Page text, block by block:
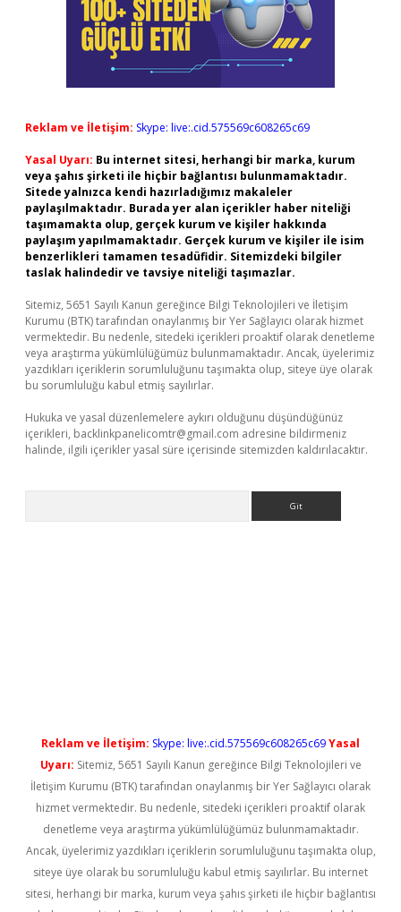
Reklam ve İletişim: Skype: live:.cid.575569c608265c69
Yasal Uyarı: Bu internet sitesi, herhangi bir marka, kurum
veya şahıs şirketi ile hiçbir bağlantısı bulunmamaktadır.
Sitede yalnızca kendi hazırladığımız makaleler
paylaşılmaktadır. Burada yer alan içerikler haber niteliği
taşımamakta olup, gerçek kurum ve kişiler hakkında
paylaşım yapılmamaktadır. Gerçek kurum ve kişiler ile isim
benzerlikleri tamamen tesadüfidir. Sitemizdeki bilgiler
taslak halindedir ve tavsiye niteliği taşımazlar.
Sitemiz, 5651 Sayılı Kanun gereğince Bilgi Teknolojileri ve İletişim
Kurumu (BTK) tarafından onaylanmış bir Yer Sağlayıcı olarak hizmet
vermektedir. Bu nedenle, sitedeki içerikleri proaktif olarak denetleme
veya araştırma yükümlülüğümüz bulunmamaktadır. Ancak, üyelerimiz
yazdıkları içeriklerin sorumluluğunu taşımakta olup, siteye üye olarak
bu sorumluluğu kabul etmiş sayılırlar.
Hukuka ve yasal düzenlemelere aykırı olduğunu düşündüğünüz
içerikleri, backlinkpanelicomtr@gmail.com adresine bildirmeniz
halinde, ilgili içerikler yasal süre içerisinde sitemizden kaldırılacaktır.
Reklam ve İletişim: Skype: live:.cid.575569c608265c69Yasal
Uyarı: Sitemiz, 5651 Sayılı Kanun gereğince Bilgi Teknolojileri ve
İletişim Kurumu (BTK) tarafından onaylanmış bir Yer Sağlayıcı olarak
hizmet vermektedir. Bu nedenle, sitedeki içerikleri proaktif olarak
denetleme veya araştırma yükümlülüğümüz bulunmamaktadır.
Ancak, üyelerimiz yazdıkları içeriklerin sorumluluğunu taşımakta olup,
siteye üye olarak bu sorumluluğu kabul etmiş sayılırlar. Bu internet
sitesi, herhangi bir marka, kurum veya şahıs şirketi ile hiçbir bağlantısı